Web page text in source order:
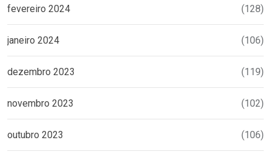
fevereiro 2024 (128)
janeiro 2024 (106)
dezembro 2023 (119)
novembro 2023 (102)
outubro 2023 (106)